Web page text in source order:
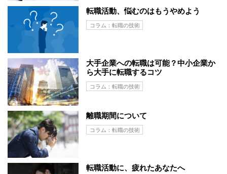
転職活動、悩むのはもうやめよう
コラム：転職の技術
大手企業への転職は可能？中小企業か
ら大手に転職するコツ
コラム：転職の技術
離職期間について
コラム：転職の技術
転職活動に、疲れたあなたへ